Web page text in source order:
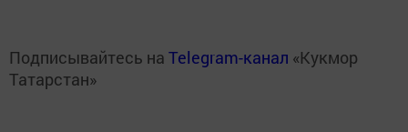
Подписывайтесь на Telegram-канал «Кукмор
Татарстан»